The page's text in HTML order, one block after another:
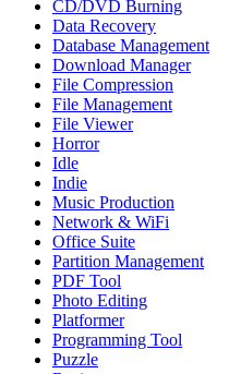
CD/DVD Burning
Data Recovery
Database Management
Download Manager
File Compression
File Management
File Viewer
Horror
Idle
Indie
Music Production
Network & WiFi
Office Suite
Partition Management
PDF Tool
Photo Editing
Platformer
Programming Tool
Puzzle